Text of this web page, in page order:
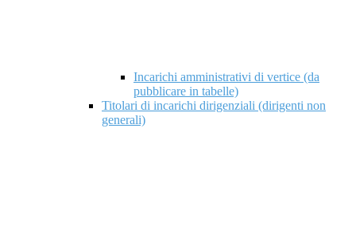
Incarichi amministrativi di vertice (da
pubblicare in tabelle)
Titolari di incarichi dirigenziali (dirigenti non
generali)